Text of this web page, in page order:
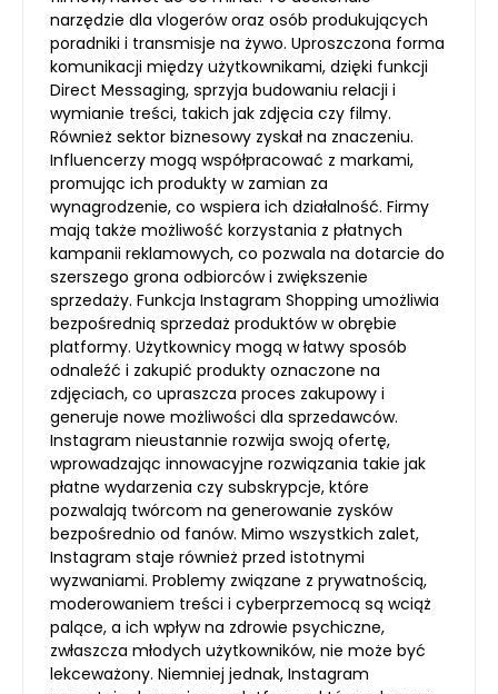
narzędzie dla vlogerów oraz osób produkujących
poradniki i transmisje na żywo. Uproszczona forma
komunikacji między użytkownikami, dzięki funkcji
Direct Messaging, sprzyja budowaniu relacji i
wymianie treści, takich jak zdjęcia czy filmy.
Również sektor biznesowy zyskał na znaczeniu.
Influencerzy mogą współpracować z markami,
promując ich produkty w zamian za
wynagrodzenie, co wspiera ich działalność. Firmy
mają także możliwość korzystania z płatnych
kampanii reklamowych, co pozwala na dotarcie do
szerszego grona odbiorców i zwiększenie
sprzedaży. Funkcja Instagram Shopping umożliwia
bezpośrednią sprzedaż produktów w obrębie
platformy. Użytkownicy mogą w łatwy sposób
odnaleźć i zakupić produkty oznaczone na
zdjęciach, co upraszcza proces zakupowy i
generuje nowe możliwości dla sprzedawców.
Instagram nieustannie rozwija swoją ofertę,
wprowadzając innowacyjne rozwiązania takie jak
płatne wydarzenia czy subskrypcje, które
pozwalają twórcom na generowanie zysków
bezpośrednio od fanów. Mimo wszystkich zalet,
Instagram staje również przed istotnymi
wyzwaniami. Problemy związane z prywatnością,
moderowaniem treści i cyberprzemocą są wciąż
palące, a ich wpływ na zdrowie psychiczne,
zwłaszcza młodych użytkowników, nie może być
lekceważony. Niemniej jednak, Instagram